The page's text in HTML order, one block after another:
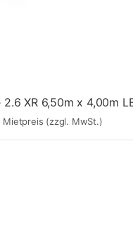
Mietpreis (zzgl. MwSt.)